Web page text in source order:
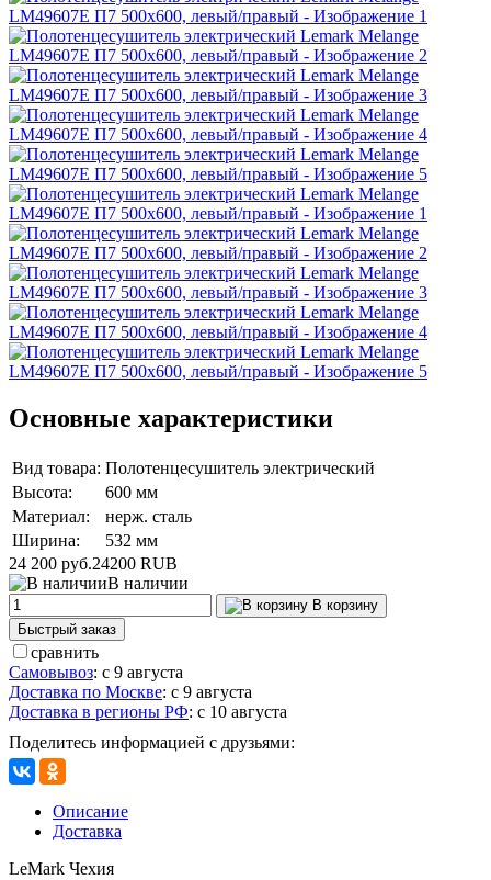
Основные характеристики
Вид товара: Полотенцесушитель электрический
Высота:
600 мм
Материал:
нерж. сталь
Ширина:
532 мм
24 200 руб.24200 RUB
В наличии
В корзину
Быстрый заказ
сравнить
Самовывоз: с 9 августа
Доставка по Москве: с 9 августа
Доставка в регионы РФ: с 10 августа
Поделитесь информацией с друзьями:
Описание
Доставка
LeMark Чехия